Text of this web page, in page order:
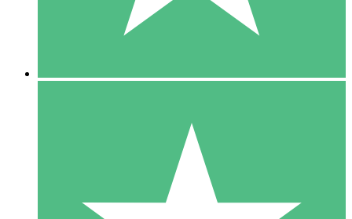
10 Downloads
20 00